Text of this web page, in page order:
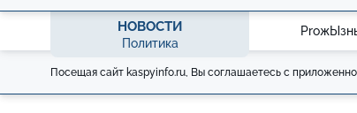
НОВОСТИ
Политика
Посещая сайт kaspyinfo.ru, Вы соглашаетесь с